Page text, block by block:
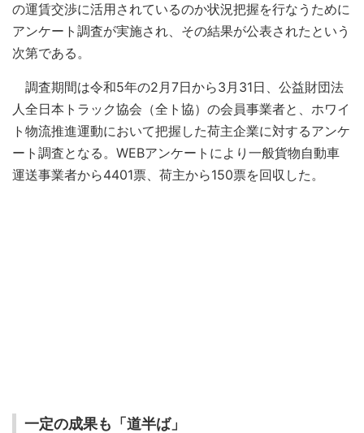
の運賃交渉に活用されているのか状況把握を行なうために
アンケート調査が実施され、その結果が公表されたという
次第である。
調査期間は令和5年の2月7日から3月31日、公益財団法
人全日本トラック協会（全ト協）の会員事業者と、ホワイ
ト物流推進運動において把握した荷主企業に対するアンケ
ート調査となる。WEBアンケートにより一般貨物自動車
運送事業者から4401票、荷主から150票を回収した。
一定の成果も「道半ば」